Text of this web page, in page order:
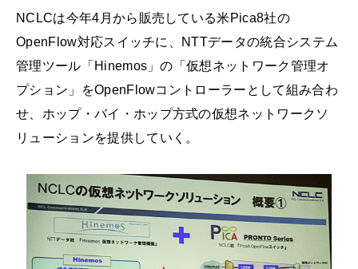
NCLCは今年4月から販売している米Pica8社の
OpenFlow対応スイッチに、NTTデータの統合システム
管理ツール「Hinemos」の「仮想ネットワーク管理オ
プション」をOpenFlowコントローラーとして組み合わ
せ、ホップ・バイ・ホップ方式の仮想ネットワークソ
リューションを提供していく。